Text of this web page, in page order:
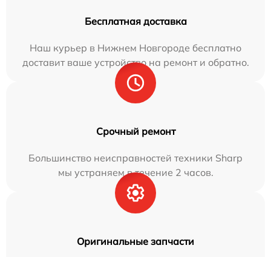
Бесплатная доставка
Наш курьер в Нижнем Новгороде бесплатно
доставит ваше устройство на ремонт и обратно.
Срочный ремонт
Большинство неисправностей техники Sharp
мы устраняем в течение 2 часов.
Оригинальные запчасти